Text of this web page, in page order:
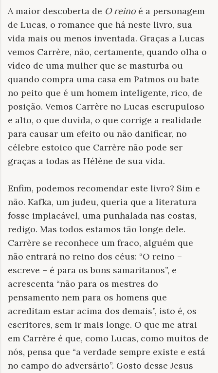
A maior descoberta de O reino é a personagem
de Lucas, o romance que há neste livro, sua
vida mais ou menos inventada. Graças a Lucas
vemos Carrère, não, certamente, quando olha o
vídeo de uma mulher que se masturba ou
quando compra uma casa em Patmos ou bate
no peito que é um homem inteligente, rico, de
posição. Vemos Carrère no Lucas escrupuloso
e alto, o que duvida, o que corrige a realidade
para causar um efeito ou não danificar, no
célebre estoico que Carrère não pode ser
graças a todas as Hélène de sua vida.
Enfim, podemos recomendar este livro? Sim e
não. Kafka, um judeu, queria que a literatura
fosse implacável, uma punhalada nas costas,
redigo. Mas todos estamos tão longe dele.
Carrère se reconhece um fraco, alguém que
não entrará no reino dos céus: “O reino –
escreve – é para os bons samaritanos”, e
acrescenta “não para os mestres do
pensamento nem para os homens que
acreditam estar acima dos demais”, isto é, os
escritores, sem ir mais longe. O que me atrai
em Carrère é que, como Lucas, como muitos de
nós, pensa que “a verdade sempre existe e está
no campo do adversário”. Gosto desse Jesus